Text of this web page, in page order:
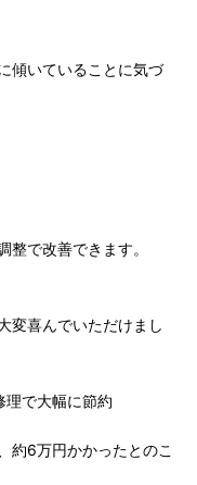
傾いていることに気づ
整で改善できます。
変喜んでいただけまし
理で大幅に節約
約6万円かかったとのこ